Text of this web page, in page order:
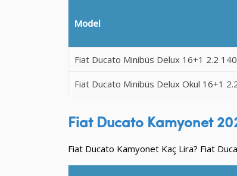
Model
Fiat Ducato Minibüs Delux 16+1 2.2
Fiat Ducato Minibüs Delux Okul 16+1
Fiat Ducato Kamyonet
Fiat Ducato Kamyonet Kaç Lira? Fiat